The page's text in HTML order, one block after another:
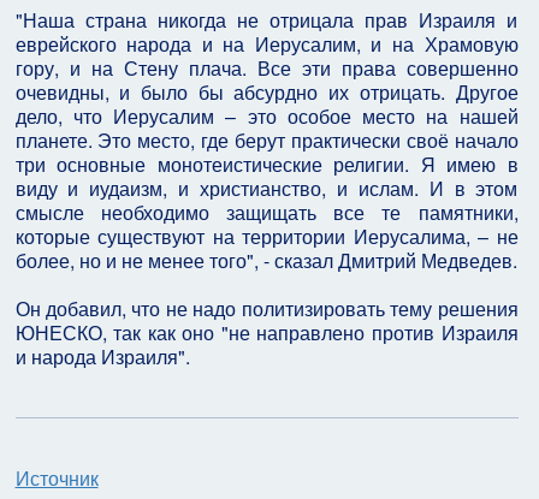
"Наша страна никогда не отрицала прав Израиля и
еврейского народа и на Иерусалим, и на Храмовую
гору, и на Стену плача. Все эти права совершенно
очевидны, и было бы абсурдно их отрицать. Другое
дело, что Иерусалим – это особое место на нашей
планете. Это место, где берут практически своё начало
три основные монотеистические религии. Я имею в
виду и иудаизм, и христианство, и ислам. И в этом
смысле необходимо защищать все те памятники,
которые существуют на территории Иерусалима, – не
более, но и не менее того", - сказал Дмитрий Медведев.
Он добавил, что не надо политизировать тему решения
ЮНЕСКО, так как оно "не направлено против Израиля
и народа Израиля".
Источник